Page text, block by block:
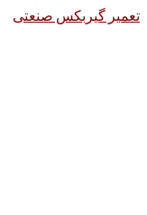
تعمیر گیربکس صنعتی